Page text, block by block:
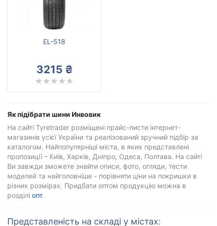
EL-518
3215 ₴
Як підібрати шини Инвовик
На сайті Tyretrader розміщені прайс-листи інтернет-
магазинів усієї України та реалізований зручний підбір за
каталогом. Найпопулярніші міста, в яких представлені
пропозиції – Київ, Харків, Дніпро, Одеса, Полтава. На сайті
Ви завжди зможете знайти описи, фото, огляди, тести
моделей та найголовніше - порівняти ціни на покришки в
різних розмірах. Придбати оптом продукцію можна в
розділі опт.
Представленість на складі у містах:
Всі бренди